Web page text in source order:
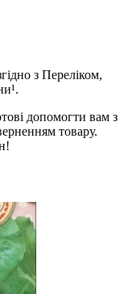
з Переліком,
допомогти вам з
товару.